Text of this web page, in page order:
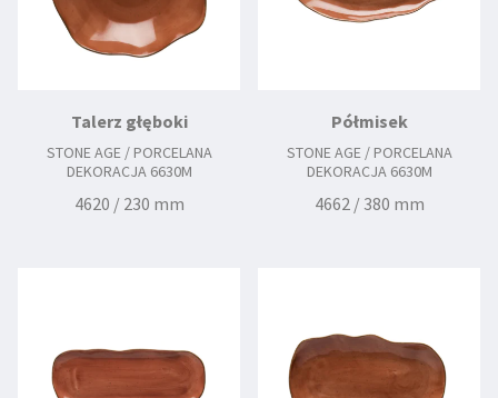
Talerz głęboki
STONE AGE / PORCELANA
DEKORACJA 6630M
4620 / 230 mm
Półmisek
STONE AGE / PORCELANA
DEKORACJA 6630M
4662 / 380 mm